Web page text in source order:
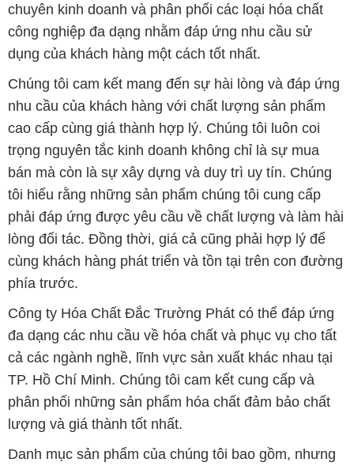
chuyên kinh doanh và phân phối các loại hóa chất
công nghiệp đa dạng nhằm đáp ứng nhu cầu sử
dụng của khách hàng một cách tốt nhất.
Chúng tôi cam kết mang đến sự hài lòng và đáp ứng
nhu cầu của khách hàng với chất lượng sản phẩm
cao cấp cùng giá thành hợp lý. Chúng tôi luôn coi
trọng nguyên tắc kinh doanh không chỉ là sự mua
bán mà còn là sự xây dựng và duy trì uy tín. Chúng
tôi hiểu rằng những sản phẩm chúng tôi cung cấp
phải đáp ứng được yêu cầu về chất lượng và làm hài
lòng đối tác. Đồng thời, giá cả cũng phải hợp lý để
cùng khách hàng phát triển và tồn tại trên con đường
phía trước.
Công ty Hóa Chất Đắc Trường Phát có thể đáp ứng
đa dạng các nhu cầu về hóa chất và phục vụ cho tất
cả các ngành nghề, lĩnh vực sản xuất khác nhau tại
TP. Hồ Chí Minh. Chúng tôi cam kết cung cấp và
phân phối những sản phẩm hóa chất đảm bảo chất
lượng và giá thành tốt nhất.
Danh mục sản phẩm của chúng tôi bao gồm, nhưng